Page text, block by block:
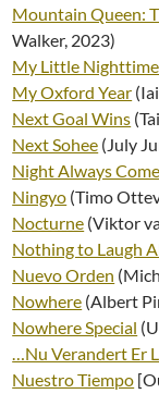
Mountain Queen:
Walker, 2023)
My Little Nighttime
My Oxford Year
Next Goal Wins
Next Sohee (July
Night Always
Ningyo (Timo
Nocturne (Viktor
Nothing to Laugh
Nuevo Orden
Nowhere (Albert
Nowhere Special
…Nu Verandert Er
Nuestro Tiempo